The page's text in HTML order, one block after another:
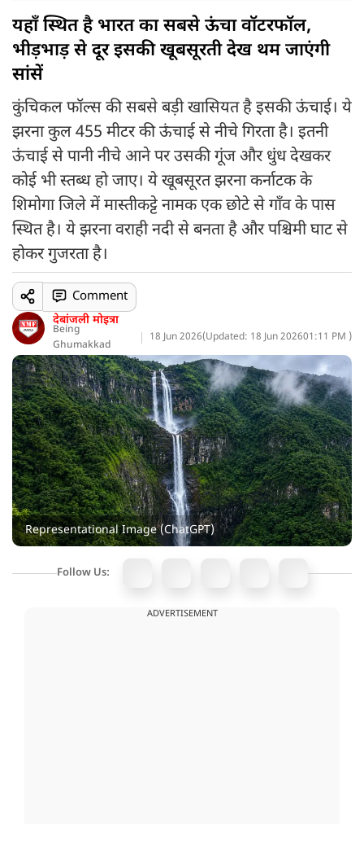
यहाँ स्थित है भारत का सबसे ऊंचा वॉटरफॉल,
भीड़भाड़ से दूर इसकी खूबसूरती देख थम जाएंगी
सांसें
कुंचिकल फॉल्स की सबसे बड़ी खासियत है इसकी ऊंचाई। ये
झरना कुल 455 मीटर की ऊंचाई से नीचे गिरता है। इतनी
ऊंचाई से पानी नीचे आने पर उसकी गूंज और धुंध देखकर
कोई भी स्तब्ध हो जाए। ये खूबसूरत झरना कर्नाटक के
शिमोगा जिले में मास्तीकट्टे नामक एक छोटे से गाँव के पास
स्थित है। ये झरना वराही नदी से बनता है और पश्चिमी घाट से
होकर गुजरता है।
देबांजली मोइत्रा
Being
Ghumakkad
18 Jun 2026(Updated: 18 Jun 202601:11 PM )
Comment
Representational Image (ChatGPT)
Follow Us:
ADVERTISEMENT